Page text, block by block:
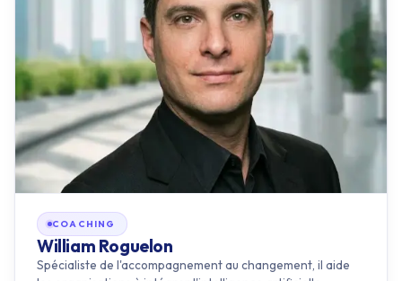
COACHING
William Roguelon
Spécialiste de l'accompagnement au changement, il aide
les organisations à intégrer l'intelligence artificielle
générative pour simplifier les processus et optimiser les
perform…
RÉFÉRENCES